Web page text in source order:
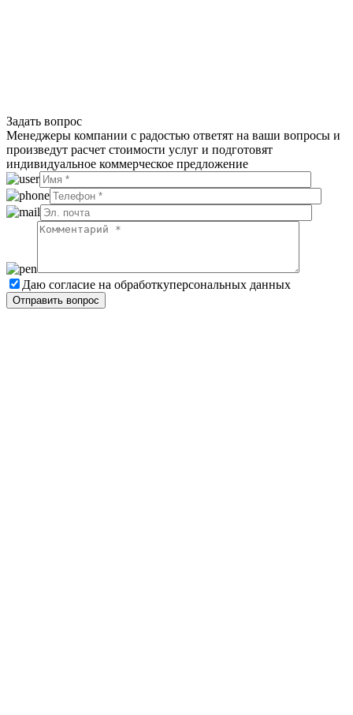
Задать вопрос
Менеджеры компании с радостью ответят на ваши вопросы и
произведут расчет стоимости услуг и подготовят
индивидуальное коммерческое предложение
Даю согласие на обработкуперсональных данных